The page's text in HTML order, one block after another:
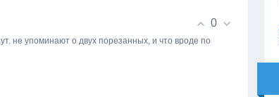
0
не упоминают о двух порезанных, и что вроде по